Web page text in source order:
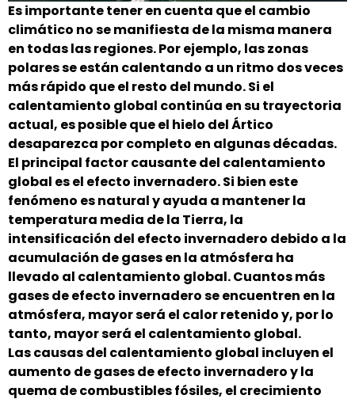
Es importante tener en cuenta que el cambio
climático no se manifiesta de la misma manera
en todas las regiones. Por ejemplo, las zonas
polares se están calentando a un ritmo dos veces
más rápido que el resto del mundo. Si el
calentamiento global continúa en su trayectoria
actual, es posible que el hielo del Ártico
desaparezca por completo en algunas décadas.
El principal factor causante del calentamiento
global es el efecto invernadero. Si bien este
fenómeno es natural y ayuda a mantener la
temperatura media de la Tierra, la
intensificación del efecto invernadero debido a la
acumulación de gases en la atmósfera ha
llevado al calentamiento global. Cuantos más
gases de efecto invernadero se encuentren en la
atmósfera, mayor será el calor retenido y, por lo
tanto, mayor será el calentamiento global.
Las causas del calentamiento global incluyen el
aumento de gases de efecto invernadero y la
quema de combustibles fósiles, el crecimiento